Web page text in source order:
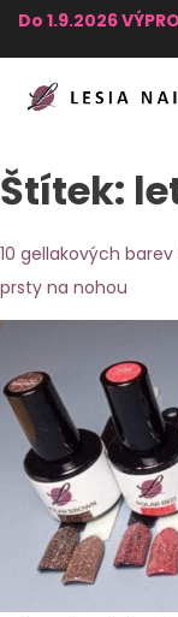
Do 1.9.2026
Štítek:
10 gellakových
prsty na nohou